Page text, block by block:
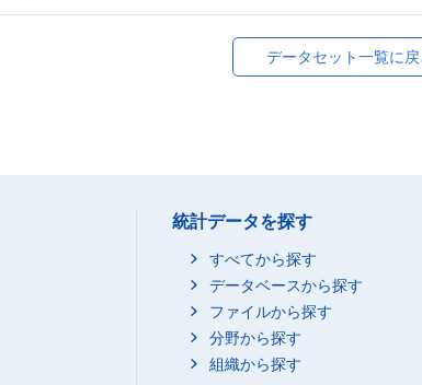
データセット一覧に戻
統計データを探す
すべてから探す
データベースから探す
ファイルから探す
分野から探す
組織から探す